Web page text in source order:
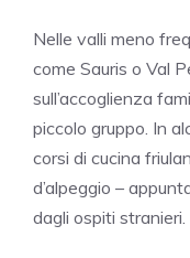
Nelle valli meno
come Sauris o Val
sull’accoglienza
piccolo gruppo. In
corsi di cucina
d’alpeggio –
dagli ospiti stranieri.